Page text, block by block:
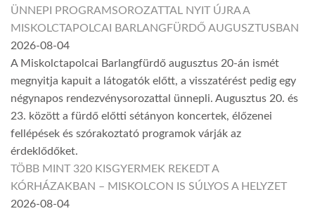
ÜNNEPI PROGRAMSOROZATTAL NYIT ÚJRA A
MISKOLCTAPOLCAI BARLANGFÜRDŐ AUGUSZTUSBAN
2026-08-04
A Miskolctapolcai Barlangfürdő augusztus 20-án ismét
megnyitja kapuit a látogatók előtt, a visszatérést pedig egy
négynapos rendezvénysorozattal ünnepli. Augusztus 20. és
23. között a fürdő előtti sétányon koncertek, élőzenei
fellépések és szórakoztató programok várják az
érdeklődőket.
TÖBB MINT 320 KISGYERMEK REKEDT A
KÓRHÁZAKBAN – MISKOLCON IS SÚLYOS A HELYZET
2026-08-04